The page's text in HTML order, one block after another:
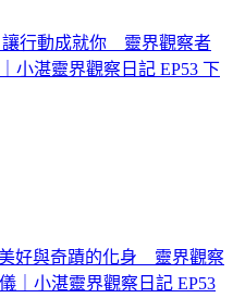
讓行動成就你 靈界觀察者
小湛靈界觀察日記 EP53 下
好與奇蹟的化身 靈界觀察
｜小湛靈界觀察日記 EP53